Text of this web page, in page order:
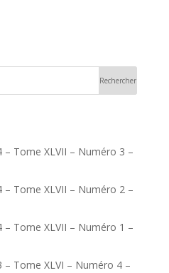
– Tome XLVII – Numéro 3 –
– Tome XLVII – Numéro 2 –
– Tome XLVII – Numéro 1 –
– Tome XLVI – Numéro 4 –